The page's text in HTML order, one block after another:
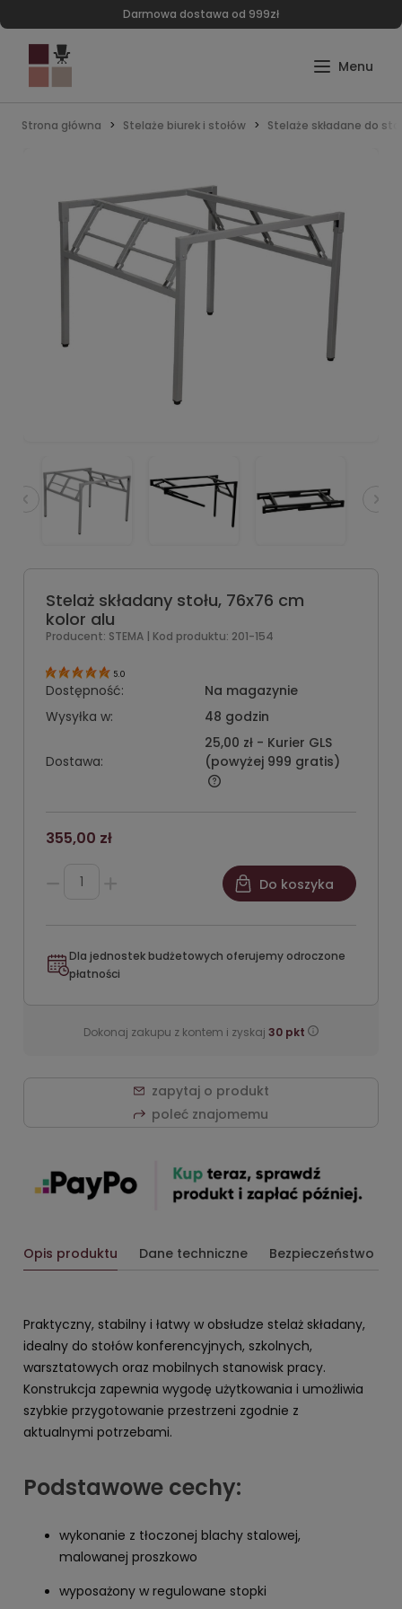
Darmowa dostawa od 999zł
Strona główna Stelaże biurek i stołów Stelaże składane do
Stelaż składany stołu, 76x76 cm
kolor alu
Producent: STEMA | Kod produktu: 201-154
5.0
Dostępność:
Na magazynie
Wysyłka w:
48 godzin
Dostawa:
25,00 zł - Kurier GLS
(powyżej 999 gratis)
355,00 zł
Do koszyka
Dla jednostek budżetowych oferujemy odroczone
płatności
Dokonaj zakupu z kontem i zyskaj 30 pkt
zapytaj o produkt
poleć znajomemu
Opis produktu Dane techniczne Bezpieczeństwo
Praktyczny, stabilny i łatwy w obsłudze stelaż składany,
idealny do stołów konferencyjnych, szkolnych,
warsztatowych oraz mobilnych stanowisk pracy.
Konstrukcja zapewnia wygodę użytkowania i umożliwia
szybkie przygotowanie przestrzeni zgodnie z
aktualnymi potrzebami.
Podstawowe cechy:
wykonanie z tłoczonej blachy stalowej,
malowanej proszkowo
wyposażony w regulowane stopki